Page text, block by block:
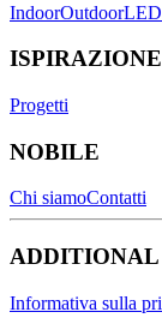
IndoorOutdoor
ISPIRAZIONE
Progetti
NOBILE
Chi siamoContatti
ADDITIONAL
Informativa sulla